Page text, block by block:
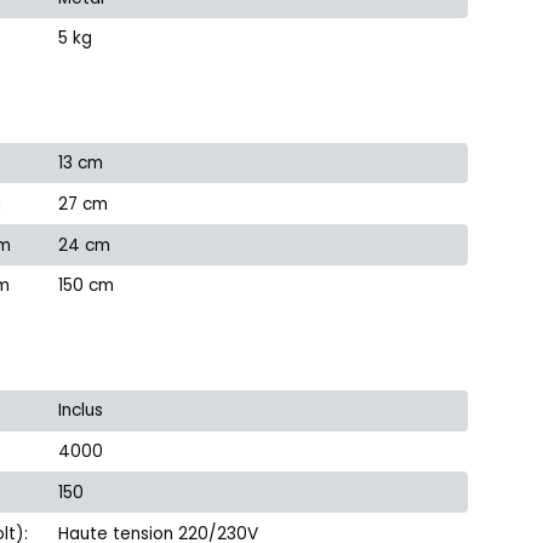
5 kg
13 cm
27 cm
24 cm
150 cm
Inclus
4000
150
Haute tension 220/230V